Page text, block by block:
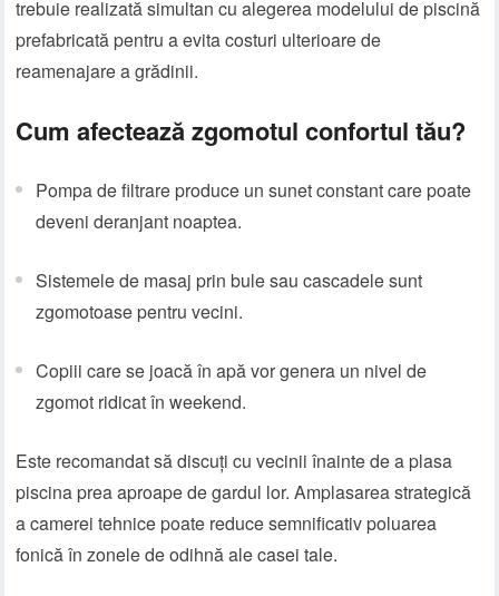
trebuie realizată simultan cu alegerea modelului de piscină
prefabricată pentru a evita costuri ulterioare de
reamenajare a grădinii.
Cum afectează zgomotul confortul tău?
Pompa de filtrare produce un sunet constant care poate
deveni deranjant noaptea.
Sistemele de masaj prin bule sau cascadele sunt
zgomotoase pentru vecini.
Copiii care se joacă în apă vor genera un nivel de
zgomot ridicat în weekend.
Este recomandat să discuți cu vecinii înainte de a plasa
piscina prea aproape de gardul lor. Amplasarea strategică
a camerei tehnice poate reduce semnificativ poluarea
fonică în zonele de odihnă ale casei tale.